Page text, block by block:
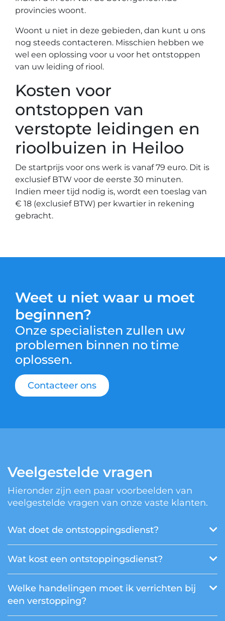
provincies woont.
Woont u niet in deze gebieden, dan kunt u ons
nog steeds contacteren. Misschien hebben we
wel een oplossing voor u voor het ontstoppen
van uw leiding of riool.
Kosten voor
ontstoppen van
verstopte leidingen en
rioolbuizen in Heiloo
De startprijs voor ons werk is vanaf 79 euro. Dit is
exclusief BTW voor de eerste 30 minuten.
Indien meer tijd nodig is, wordt een toeslag van
€ 18 (exclusief BTW) per kwartier in rekening
gebracht.
Weet u niet waar u moet
beginnen?
Onze specialisten zullen uw
problemen binnen no time
oplossen.
Contacteer ons
Veelgestelde vragen
Hieronder zijn een paar voorbeelden van
veelgestelde vragen van onze vaste klanten.
Wat doet de ontstoppingsdienst?
Wat kost een ontstoppingsdienst?
Welke handelingen moet ik verrichten bij
een verstopping?